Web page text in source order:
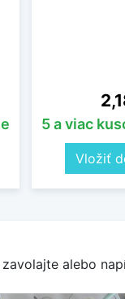
5 a viac
Vložiť
alebo